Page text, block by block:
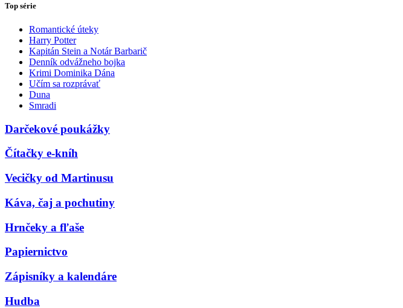
Top série
Romantické úteky
Harry Potter
Kapitán Stein a Notár Barbarič
Denník odvážneho bojka
Krimi Dominika Dána
Učím sa rozprávať
Duna
Smradi
Darčekové poukážky
Čítačky e-kníh
Vecičky od Martinusu
Káva, čaj a pochutiny
Hrnčeky a fľaše
Papiernictvo
Zápisníky a kalendáre
Hudba